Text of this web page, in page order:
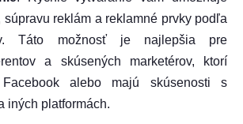
súpravu reklám a reklamné prvky podľa
Táto možnosť je najlepšia pre
a skúsených marketérov, ktorí
alebo majú skúsenosti s
iných platformách.